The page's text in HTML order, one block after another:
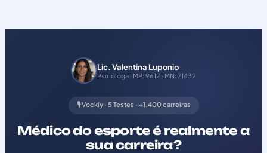
Lic. Valentina Luponio
Psicóloga · MP: 9612 · MN: 71432
🎙️ Vockly · 5 Testes · +1.400 carreiras
Médico do esporte é realmente a
sua carreira?